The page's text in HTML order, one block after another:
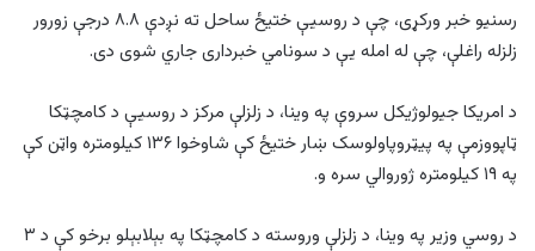
رسنیو خبر ورکړی، چې د روسيې ختيځ ساحل ته نږدې ۸.۸ درجې زورور
زلزله راغلې، چې له امله يې د سونامي خبرداری جاري شوی دی.
د امريکا جيولوژيکل سروې په وينا، د زلزلې مرکز د روسيې د کامچټکا
ټاپووزمې په پيټروپاولوسک ښار ختيځ کې شاوخوا ۱۳۶ کيلومتره واټن کې
په ۱۹ کيلومتره ژوروالي سره و.
د روسي وزير په وينا، د زلزلې وروسته د کامچټکا په بېلابېلو برخو کې د ۳